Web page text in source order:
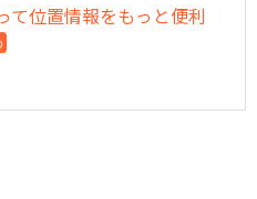
て位置情報をもっと便利